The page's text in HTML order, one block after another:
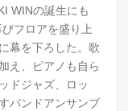
WINの誕生にも
フロアを盛り上
幕を下ろした。歌
え、ピアノも自ら
ドジャズ、ロッ
バンドアンサンブ